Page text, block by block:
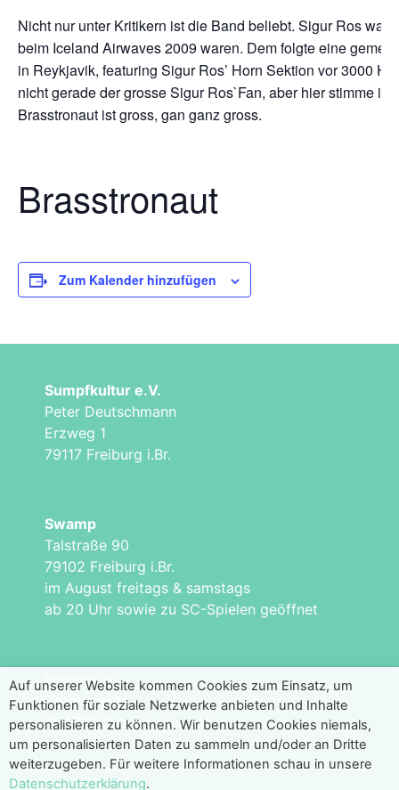
Nicht nur unter Kritikern ist die Band beliebt. Sigur Ros
beim Iceland Airwaves 2009 waren. Dem folgte eine
in Reykjavik, featuring Sigur Ros’ Horn Sektion vor 3000
nicht gerade der grosse Sigur Ros`Fan, aber hier stimme
Brasstronaut ist gross, gan ganz gross.
Brasstronaut
Zum Kalender hinzufügen
Sumpfkultur e.V.
Peter Deutschmann
Erzweg 1
79117 Freiburg i.Br.
Swamp
Talstraße 90
79102 Freiburg i.Br.
im August freitags & samstags
ab 20 Uhr sowie zu SC-Spielen geöffnet
Impressum
Datenschutz
© 2026 Sumpfkultur e.V.
Auf unserer Website kommen Cookies zum Einsatz, um
Funktionen für soziale Netzwerke anbieten und Inhalte
personalisieren zu können. Wir benutzen Cookies niemals,
um personalisierten Daten zu sammeln und/oder an Dritte
weiterzugeben. Für weitere Informationen schau in unsere
Datenschutzerklärung.